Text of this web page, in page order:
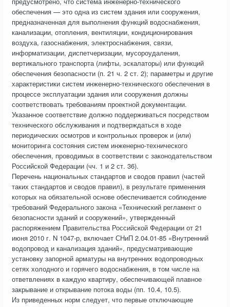
обеспечения — это одна из систем здания или сооружения,
предназначенная для выполнения функций водоснабжения,
канализации, отопления, вентиляции, кондиционирования
воздуха, газоснабжения, электроснабжения, связи,
информатизации, диспетчеризации, мусороудаления,
вертикального транспорта (лифты, эскалаторы) или функций
обеспечения безопасности (п. 21 ч. 2 ст. 2); параметры и другие
характеристики систем инженерно-технического обеспечения в
процессе эксплуатации здания или сооружения должны
соответствовать требованиям проектной документации.
Указанное соответствие должно поддерживаться посредством
технического обслуживания и подтверждаться в ходе
периодических осмотров и контрольных проверок и (или)
мониторинга состояния систем инженерно-технического
обеспечения, проводимых в соответствии с законодательством
Российской Федерации (чч. 1 и 2 ст. 36).
Перечень национальных стандартов и сводов правил (частей
таких стандартов и сводов правил), в результате применения
которых на обязательной основе обеспечивается соблюдение
требований Федерального закона «Технический регламент о
безопасности зданий и сооружений», утвержденный
распоряжением Правительства Российской Федерации от 21
июня 2010 г. N 1047-р, включает СНиП 2.04.01-85 «Внутренний
водопровод и канализация зданий», предусматривающие
установку запорной арматуры на внутренних водопроводных
сетях холодного и горячего водоснабжения, в том числе на
ответвлениях в каждую квартиру, обеспечивающей плавное
закрывание и открывание потока воды (пп. 10.4, 10.5).
Из приведенных норм следует, что первые отключающие